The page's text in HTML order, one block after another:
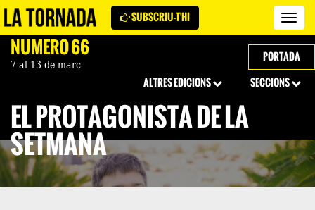
La
SUBSCRIU-T'HI
NÚMERO 66
7 al 13 de març
PORTADA
SECCIONS
ALTRES EDICIONS
EL PROTAGONISTA DE LA
SETMANA